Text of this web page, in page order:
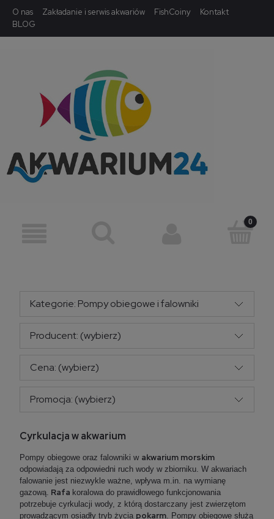
O nas Zakładanie i serwis akwariów FishCoiny
Kontakt
BLOG
Kategorie: Pompy obiegowe i falowniki
Producent: (wybierz)
Cena: (wybierz)
Promocja: (wybierz)
Cyrkulacja w akwarium
Pompy obiegowe oraz falowniki w akwarium morskim
odpowiadają za odpowiedni ruch wody w zbiorniku. W akwariach
falowanie jest niezwykle ważne, wpływa m.in. na wymianę
gazową. Rafa koralowa do prawidłowego funkcjonowania
potrzebuje cyrkulacji wody, z którą dostarczany jest zwierzętom
prowadzącym osiadły tryb życia pokarm . Pompy obiegowe służą